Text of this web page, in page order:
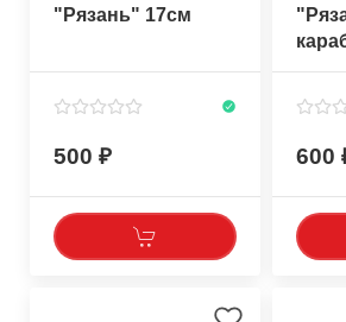
"Рязань" 17см
500 600